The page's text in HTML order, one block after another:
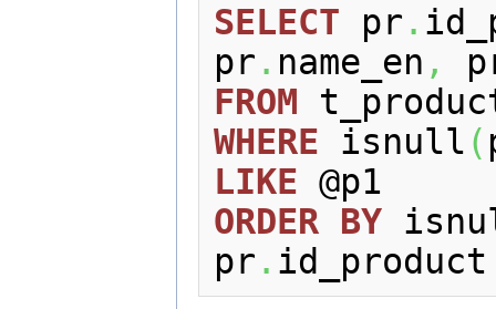
SELECT pr .
pr . name_en ,
FROM
WHERE isnull (
LIKE
ORDER BY
pr . id_product